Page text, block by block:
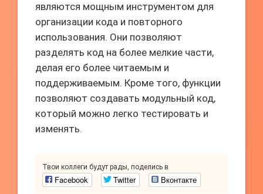
являются мощным инструментом для
организации кода и повторного
использования. Они позволяют
разделять код на более мелкие части,
делая его более читаемым и
поддерживаемым. Кроме того, функции
позволяют создавать модульный код,
который можно легко тестировать и
изменять.
Твои коллеги будут рады, поделись в
Facebook Twitter Вконтакте